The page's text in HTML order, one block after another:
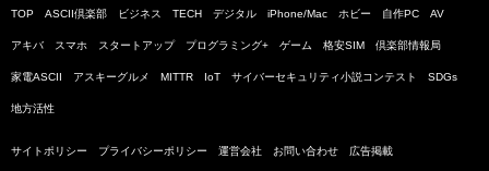
TOP ASCII倶楽部 ビジネス TECH デジタル iPhone/Mac ホビー 自作PC AV
アキバ スマホ スタートアップ プログラミング+ ゲーム 格安SIM 倶楽部情報局
家電ASCII アスキーグルメ MITTR IoT サイバーセキュリティ小説コンテスト SDGs
地方活性
サイトポリシー プライバシーポリシー 運営会社 お問い合わせ 広告掲載